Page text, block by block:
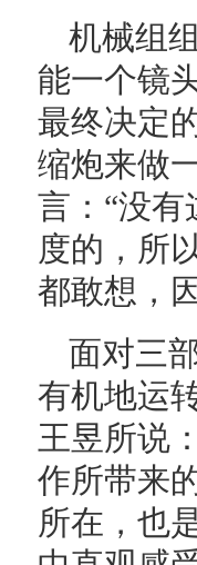
机械组
能一个镜
最终决定
缩炮来做
言：“没
度的，所
都敢想，
面对三
有机地运
王昱所说
作所带来
所在，也